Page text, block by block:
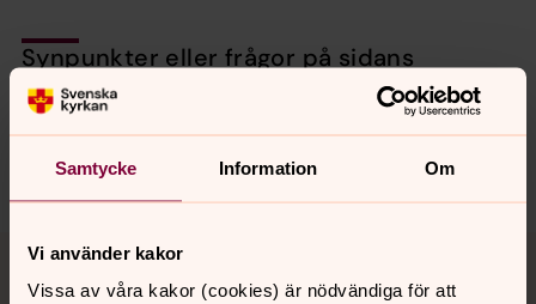
Samtycke Information Om
Vi använder kakor
Vissa av våra kakor (cookies) är nödvändiga för att
Synpunkter eller frågor på sidans
innehåll?
Dela
Tillbaka till toppen
Tillbaka till innehållet